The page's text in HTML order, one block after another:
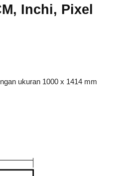
Inchi, Pixel
ukuran 1000 x 1414 mm